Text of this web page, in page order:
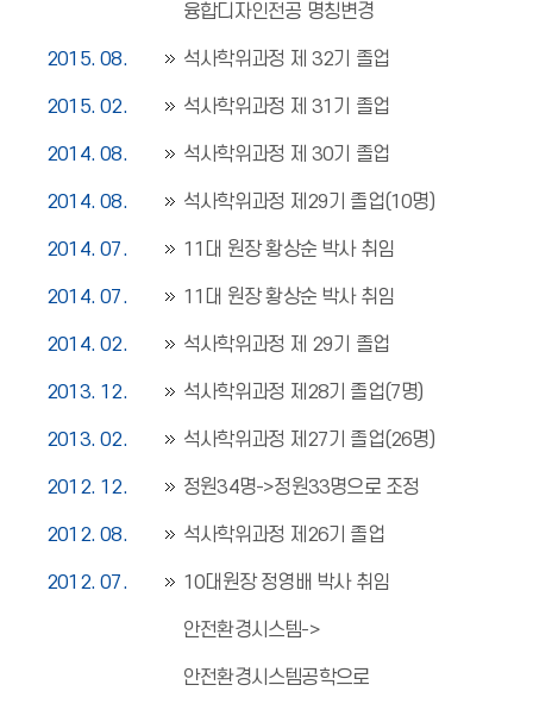
융합디자인전공 명칭변경
2015. 08. 석사학위과정 제 32기 졸업
2015. 02. 석사학위과정 제 31기 졸업
2014. 08. 석사학위과정 제 30기 졸업
2014. 08. 석사학위과정 제29기 졸업(10명)
2014. 07. 11대 원장 황상순 박사 취임
2014. 07. 11대 원장 황상순 박사 취임
2014. 02. 석사학위과정 제 29기 졸업
2013. 12. 석사학위과정 제28기 졸업(7명)
2013. 02. 석사학위과정 제27기 졸업(26명)
2012. 12. 정원34명->정원33명으로 조정
2012. 08. 석사학위과정 제26기 졸업
2012. 07. 10대원장 정영배 박사 취임
안전환경시스템->
안전환경시스템공학으로